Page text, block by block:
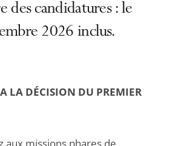
des candidatures : le
2026 inclus.
LA DÉCISION DU PREMIER